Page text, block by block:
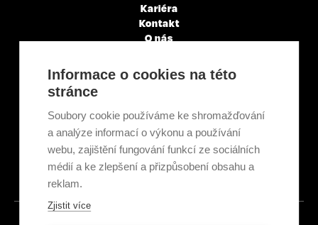
Kariéra
Kontakt
O nás
Články a novinky
GDPR & Cookies
Ekologická recyklace
Projekty EU
Intranet - Přihlášení
Přihlášení
Informace o cookies na této
stránce
Soubory cookie používáme ke shromažďování
a analýze informací o výkonu a používání
webu, zajištění fungování funkcí ze sociálních
médií a ke zlepšení a přizpůsobení obsahu a
reklam.
Zjistit více